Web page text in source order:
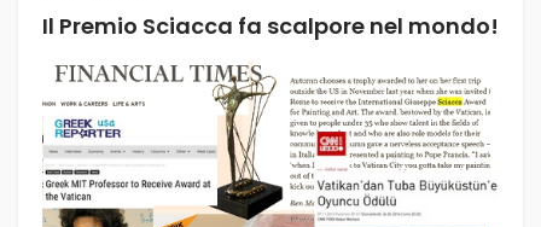
Il Premio Sciacca fa scalpore nel mondo!